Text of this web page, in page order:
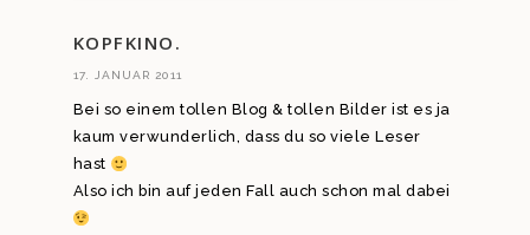
KOPFKINO.
17. JANUAR 2011
Bei so einem tollen Blog & tollen Bilder ist es ja
kaum verwunderlich, dass du so viele Leser
hast
Also ich bin auf jeden Fall auch schon mal dabei